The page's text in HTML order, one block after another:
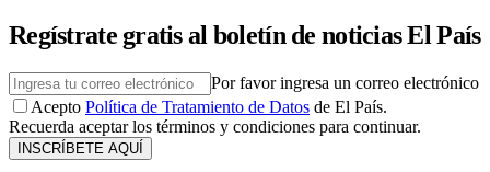
Regístrate gratis al boletín de noticias El País
Por favor ingresa un correo electrónico
Acepto Política de Tratamiento de Datos de El País.
Recuerda aceptar los términos y condiciones para continuar.
INSCRÍBETE AQUÍ